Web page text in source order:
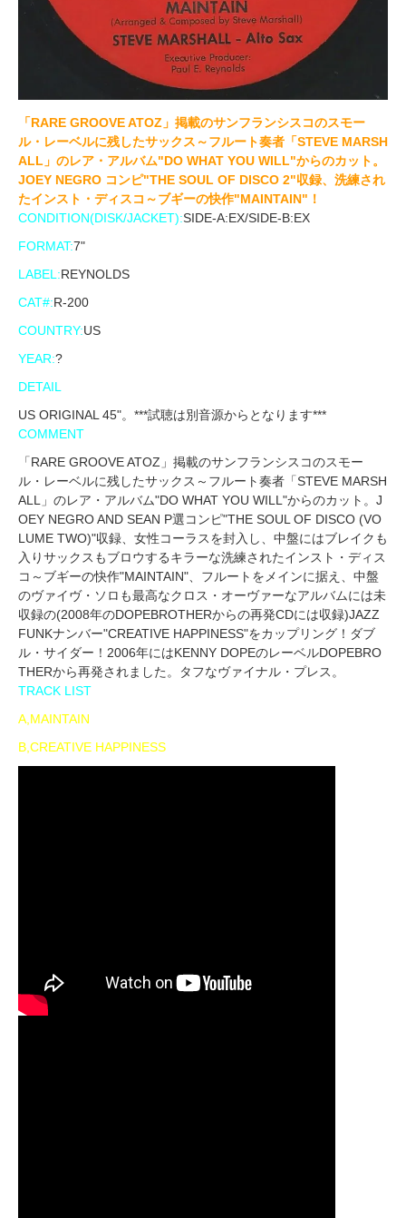
「RARE GROOVE ATOZ」掲載のサンフランシスコのスモー
ル・レーベルに残したサックス～フルート奏者「STEVE MARSH
ALL」のレア・アルバム"DO WHAT YOU WILL"からのカット。
JOEY NEGRO コンピ"THE SOUL OF DISCO 2"収録、洗練され
たインスト・ディスコ～ブギーの快作"MAINTAIN"！
CONDITION(DISK/JACKET):SIDE-A:EX/SIDE-B:EX
FORMAT:7"
LABEL:REYNOLDS
CAT#:R-200
COUNTRY:US
YEAR:?
DETAIL
US ORIGINAL 45"。***試聴は別音源からとなります***
COMMENT
「RARE GROOVE ATOZ」掲載のサンフランシスコのスモー
ル・レーベルに残したサックス～フルート奏者「STEVE MARSH
ALL」のレア・アルバム"DO WHAT YOU WILL"からのカット。J
OEY NEGRO AND SEAN P選コンピ"THE SOUL OF DISCO (VO
LUME TWO)"収録、女性コーラスを封入し、中盤にはブレイクも
入りサックスもブロウするキラーな洗練されたインスト・ディス
コ～ブギーの快作"MAINTAIN"、フルートをメインに据え、中盤
のヴァイヴ・ソロも最高なクロス・オーヴァーなアルバムには未
収録の(2008年のDOPEBROTHERからの再発CDには収録)JAZZ
FUNKナンバー"CREATIVE HAPPINESS"をカップリング！ダブ
ル・サイダー！2006年にはKENNY DOPEのレーベルDOPEBRO
THERから再発されました。タフなヴァイナル・プレス。
TRACK LIST
A,MAINTAIN
B,CREATIVE HAPPINESS